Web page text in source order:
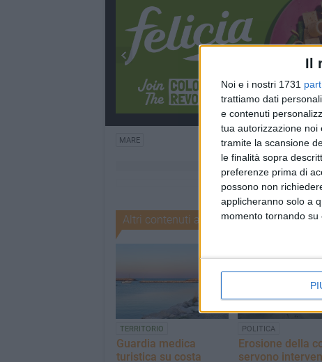
Il
Noi e i nostri 1731
trattiamo dati
e contenuti
tua autorizzazione noi
tramite la scansione
le finalità sopra
preferenze prima di
possono non
applicheranno solo a
momento tornando su
MARE
Altri contenuti a tema
TERRITORIO
Guardia medica
turistica su costa
POLITICA
Erosione della
servono